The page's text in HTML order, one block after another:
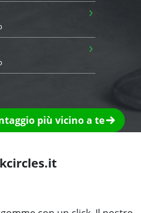
›
›
più vicino a te